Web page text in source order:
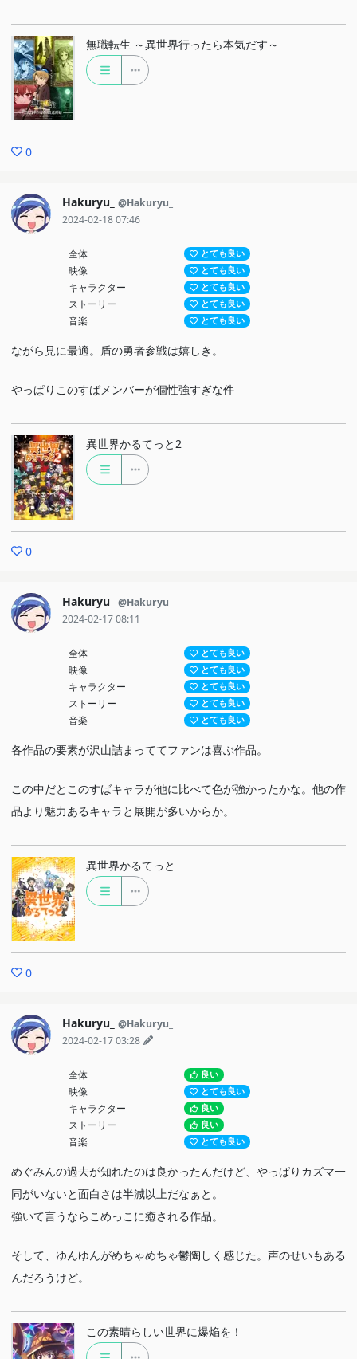
無職転生 ～異世界行ったら本気だす～
0
Hakuryu_ @Hakuryu_
2024-02-18 07:46
全体 とても良い
映像 とても良い
キャラクター とても良い
ストーリー とても良い
音楽 とても良い
ながら見に最適。盾の勇者参戦は嬉しき。
やっぱりこのすばメンバーが個性強すぎな件
異世界かるてっと2
0
Hakuryu_ @Hakuryu_
2024-02-17 08:11
全体 とても良い
映像 とても良い
キャラクター とても良い
ストーリー とても良い
音楽 とても良い
各作品の要素が沢山詰まっててファンは喜ぶ作品。
この中だとこのすばキャラが他に比べて色が強かったかな。他の作
品より魅力あるキャラと展開が多いからか。
異世界かるてっと
0
Hakuryu_ @Hakuryu_
2024-02-17 03:28
全体 良い
映像 とても良い
キャラクター 良い
ストーリー 良い
音楽 とても良い
めぐみんの過去が知れたのは良かったんだけど、やっぱりカズマ一
同がいないと面白さは半減以上だなぁと。
強いて言うならこめっこに癒される作品。
そして、ゆんゆんがめちゃめちゃ鬱陶しく感じた。声のせいもある
んだろうけど。
この素晴らしい世界に爆焔を！